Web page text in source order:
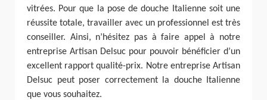
vitrées. Pour que la pose de douche Italienne soit une
réussite totale, travailler avec un professionnel est très
conseiller. Ainsi, n’hésitez pas à faire appel à notre
entreprise Artisan Delsuc pour pouvoir bénéficier d’un
excellent rapport qualité-prix. Notre entreprise Artisan
Delsuc peut poser correctement la douche Italienne
que vous souhaitez.